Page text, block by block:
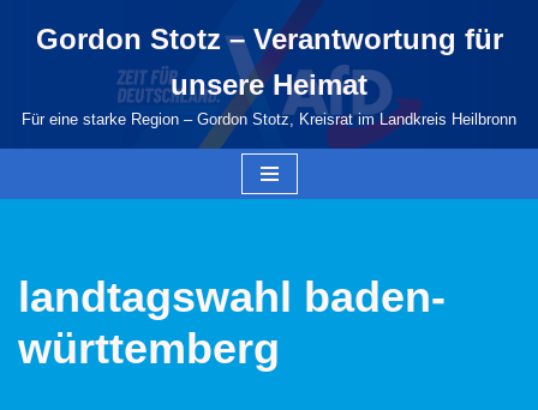
springen
Gordon Stotz – Verantwortung für
unsere Heimat
Für eine starke Region – Gordon Stotz, Kreisrat im Landkreis Heilbronn
landtagswahl baden-
württemberg